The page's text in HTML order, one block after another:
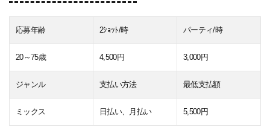
応募年齢 2ｼｮｯﾄ/時 パーティ/時
20～75歳 4,500円 3,000円
ジャンル 支払い方法 最低支払額
ミックス 日払い、月払い 5,500円